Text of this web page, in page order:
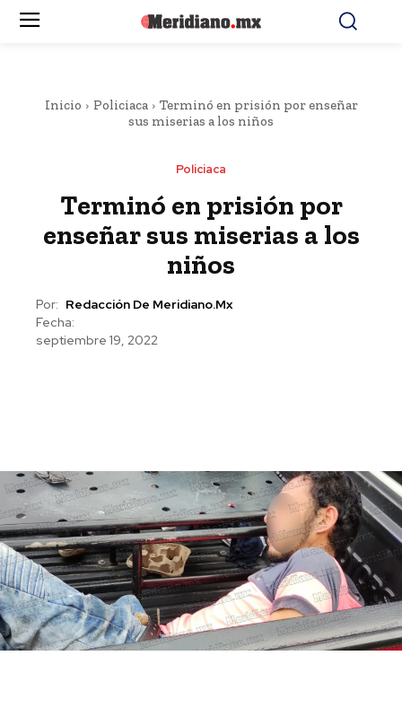
Inicio Policiaca
Terminó en prisión por enseñar
sus miserias a los niños
Policiaca
Terminó en prisión por
enseñar sus miserias a los
niños
Por: Redacción De Meridiano.mx
Fecha:
septiembre 19, 2022